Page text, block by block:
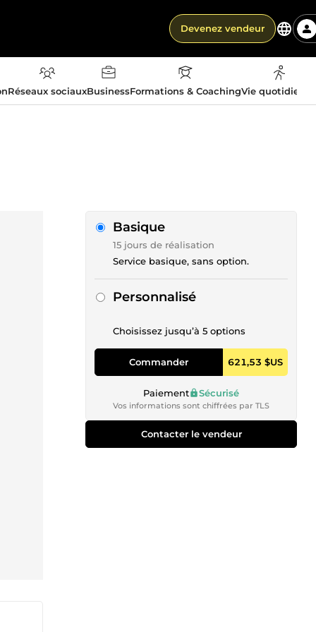
Devenez vendeur
Réseaux sociauxBusinessFormations & CoachingVie
Basique
15 jours de réalisation
Service basique, sans option.
Personnalisé
Choisissez jusqu’à 5 options
Commander 621,53 $US
Paiement Sécurisé
Vos informations sont chiffrées par TLS
Contacter le vendeur